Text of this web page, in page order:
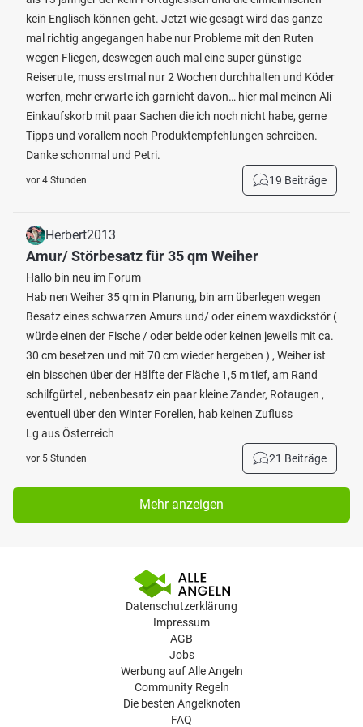
kein Englisch können geht. Jetzt wie gesagt wird das ganze
mal richtig angegangen habe nur Probleme mit den Ruten
wegen Fliegen, deswegen auch mal eine super günstige
Reiserute, muss erstmal nur 2 Wochen durchhalten und Köder
werfen, mehr erwarte ich garnicht davon… hier mal meinen Ali
Einkaufskorb mit paar Sachen die ich noch nicht habe, gerne
Tipps und vorallem noch Produktempfehlungen schreiben.
Danke schonmal und Petri.
vor 4 Stunden 19 Beiträge
Herbert2013
Amur/ Störbesatz für 35 qm Weiher
Hallo bin neu im Forum
Hab nen Weiher 35 qm in Planung, bin am überlegen wegen
Besatz eines schwarzen Amurs und/ oder einem waxdickstör (
würde einen der Fische / oder beide oder keinen jeweils mit ca.
30 cm besetzen und mit 70 cm wieder hergeben ) , Weiher ist
ein bisschen über der Hälfte der Fläche 1,5 m tief, am Rand
schilfgürtel , nebenbesatz ein paar kleine Zander, Rotaugen ,
eventuell über den Winter Forellen, hab keinen Zufluss
Lg aus Österreich
vor 5 Stunden 21 Beiträge
Mehr anzeigen
Datenschutzerklärung
Impressum
AGB
Jobs
Werbung auf Alle Angeln
Community Regeln
Die besten Angelknoten
FAQ